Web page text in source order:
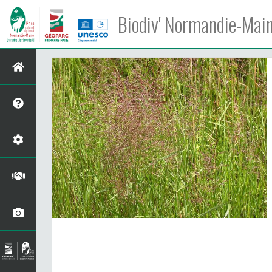
Biodiv' Normandie-